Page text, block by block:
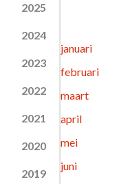
2025
2024
2023
2022
2021
2020
2019
januari
februari
maart
april
mei
juni